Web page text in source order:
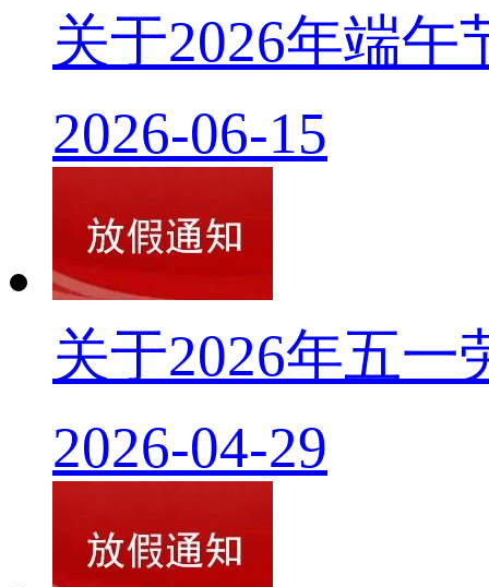
关于2026年端午
2026-06-15
关于2026年五一
2026-04-29